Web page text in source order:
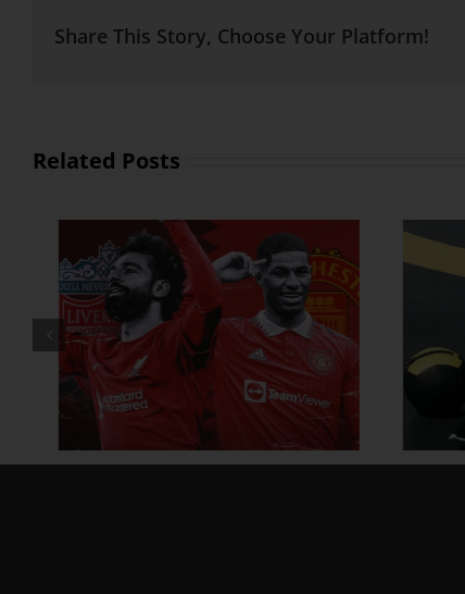
Share This Story, Choose Your Platform!
Related Posts
ထိထိရောက်ရောက် ဗိုက်ခေါက်
အဆီတွေ ချဖို့